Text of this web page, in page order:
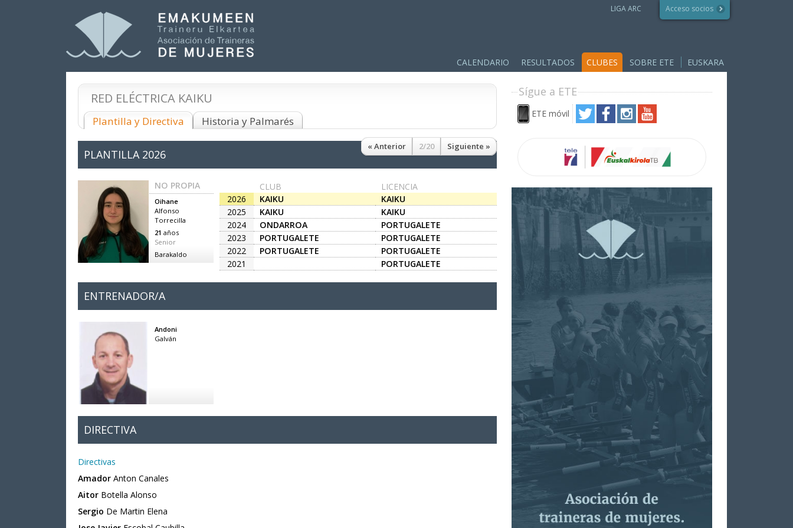
CALENDARIO RESULTADOS CLUBES SOBRE ETE EUSKARA
LIGA ARC Acceso socios
RED ELÉCTRICA KAIKU
Plantilla y Directiva Historia y Palmarés
« Anterior 2/20 Siguiente »
PLANTILLA 2026
NO PROPIA
Oihane
Alfonso
Torrecilla
21 años
Senior
Barakaldo
CLUB
LICENCIA
2026
KAIKU
KAIKU
2025
KAIKU
KAIKU
2024
ONDARROA
PORTUGALETE
2023
PORTUGALETE
PORTUGALETE
2022
PORTUGALETE
PORTUGALETE
2021
PORTUGALETE
ENTRENADOR/A
Andoni
Galván
DIRECTIVA
Directivas
Amador Anton Canales
Aitor Botella Alonso
Sergio De Martin Elena
Sígue a ETE
ETE móvil